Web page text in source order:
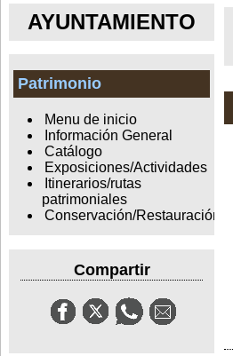
AYUNTAMIENTO
Patrimonio
Menu de inicio
Información General
Catálogo
Exposiciones/Actividades
Itinerarios/rutas
patrimoniales
Conservación/Restauración
Compartir